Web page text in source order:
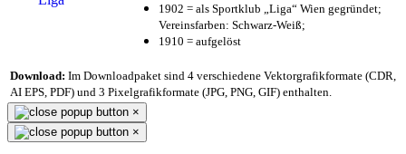
1902 = als Sportklub „Liga“ Wien gegründet;
Vereinsfarben: Schwarz-Weiß;
1910 = aufgelöst
Download: Im Downloadpaket sind 4 verschiedene Vektorgrafikformate (CDR,
AI EPS, PDF) und 3 Pixelgrafikformate (JPG, PNG, GIF) enthalten.
×
×